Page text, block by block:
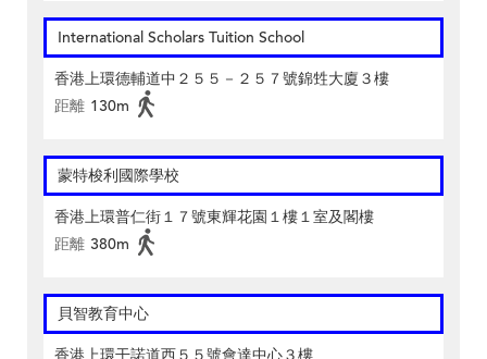
International Scholars Tuition School
香港上環德輔道中２５５－２５７號錦甡大廈３樓
距離 130m
蒙特梭利國際學校
香港上環普仁街１７號東輝花園１樓１室及閣樓
距離 380m
貝智教育中心